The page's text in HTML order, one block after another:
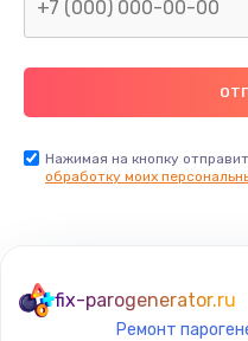
Замена
Нажимая на кнопку
обработку моих
fix-parogenerator.ru
Ремонт